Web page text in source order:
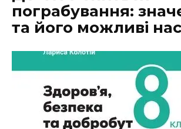
пограбування:
та його можливі